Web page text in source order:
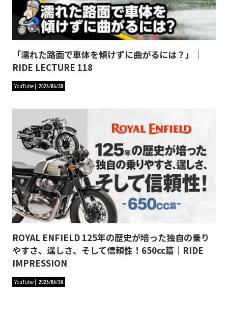
「濡れた路面で車体を傾けずに曲がるには？」｜
RIDE LECTURE 118
YouTube 2026/06/30
ROYAL ENFIELD 125年の歴史が培った独自の乗り
やすさ、逞しさ、そして信頼性！650cc篇｜RIDE
IMPRESSION
YouTube 2026/06/30